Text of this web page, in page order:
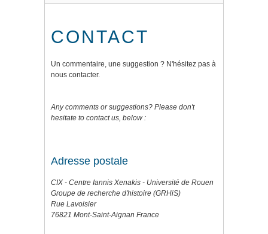
CONTACT
Un commentaire, une suggestion ? N'hésitez pas à
nous contacter.
Any comments or suggestions? Please don't
hesitate to contact us, below :
Adresse postale
CIX - Centre Iannis Xenakis - Université de Rouen
Groupe de recherche d'histoire (GRHiS)
Rue Lavoisier
76821 Mont-Saint-Aignan France